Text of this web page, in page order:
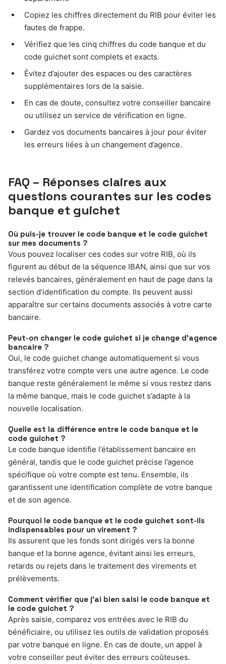
Copiez les chiffres directement du RIB pour éviter les
fautes de frappe.
Vérifiez que les cinq chiffres du code banque et du
code guichet sont complets et exacts.
Évitez d’ajouter des espaces ou des caractères
supplémentaires lors de la saisie.
En cas de doute, consultez votre conseiller bancaire
ou utilisez un service de vérification en ligne.
Gardez vos documents bancaires à jour pour éviter
les erreurs liées à un changement d’agence.
FAQ – Réponses claires aux
questions courantes sur les codes
banque et guichet
Où puis-je trouver le code banque et le code guichet
sur mes documents ?
Vous pouvez localiser ces codes sur votre RIB, où ils
figurent au début de la séquence IBAN, ainsi que sur vos
relevés bancaires, généralement en haut de page dans la
section d’identification du compte. Ils peuvent aussi
apparaître sur certains documents associés à votre carte
bancaire.
Peut-on changer le code guichet si je change d’agence
bancaire ?
Oui, le code guichet change automatiquement si vous
transférez votre compte vers une autre agence. Le code
banque reste généralement le même si vous restez dans
la même banque, mais le code guichet s’adapte à la
nouvelle localisation.
Quelle est la différence entre le code banque et le
code guichet ?
Le code banque identifie l’établissement bancaire en
général, tandis que le code guichet précise l’agence
spécifique où votre compte est tenu. Ensemble, ils
garantissent une identification complète de votre banque
et de son agence.
Pourquoi le code banque et le code guichet sont-ils
indispensables pour un virement ?
Ils assurent que les fonds sont dirigés vers la bonne
banque et la bonne agence, évitant ainsi les erreurs,
retards ou rejets dans le traitement des virements et
prélèvements.
Comment vérifier que j’ai bien saisi le code banque et
le code guichet ?
Après saisie, comparez vos entrées avec le RIB du
bénéficiaire, ou utilisez les outils de validation proposés
par votre banque en ligne. En cas de doute, un appel à
votre conseiller peut éviter des erreurs coûteuses.